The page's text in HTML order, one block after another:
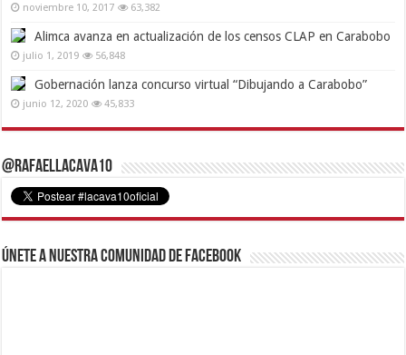
noviembre 10, 2017 63,382
Alimca avanza en actualización de los censos CLAP en Carabobo
julio 1, 2019 56,848
Gobernación lanza concurso virtual “Dibujando a Carabobo”
junio 12, 2020 45,833
@RafaelLacava10
Únete a nuestra comunidad de Facebook